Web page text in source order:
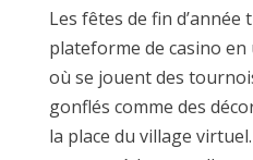
Les fêtes de fin
plateforme de casino
où se jouent des
gonflés comme des
la place du village